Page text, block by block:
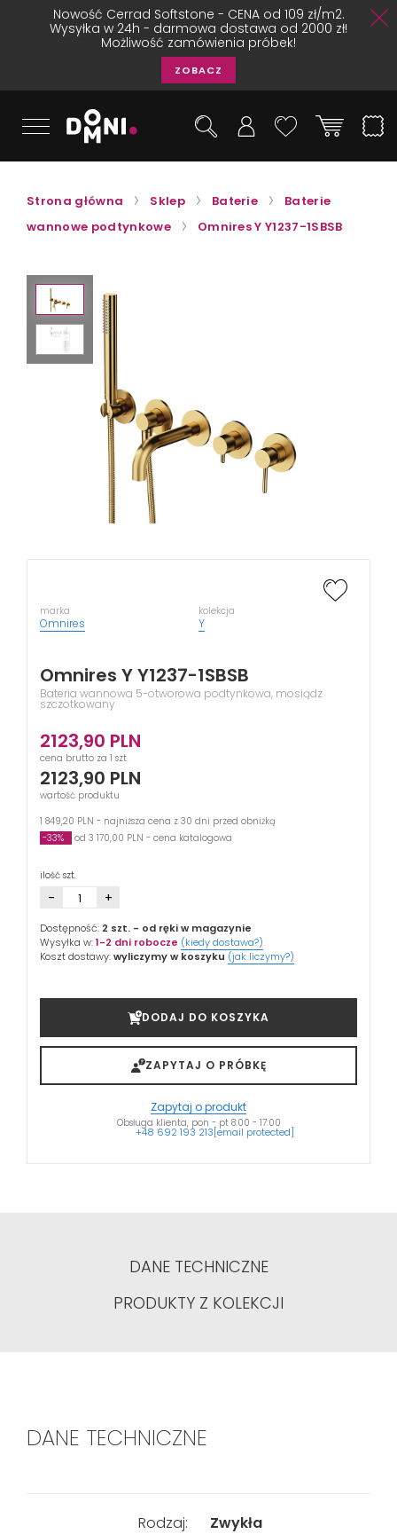
Nowość Cerrad Softstone - CENA od 109 zł/m2.
Wysyłka w 24h - darmowa dostawa od 2000 zł!
Możliwość zamówienia próbek!
ZOBACZ
Strona główna Sklep Baterie
Baterie
wannowe podtynkowe
Omnires Y Y1237-1SBSB
marka
Omnires
kolekcja
Y
Omnires Y Y1237-1SBSB
Bateria wannowa 5-otworowa podtynkowa, mosiądz
szczotkowany
2123,90 PLN
cena brutto za 1 szt.
2123,90 PLN
wartość produktu
1 849,20 PLN - najniższa cena z 30 dni przed obniżką
-33%
od 3 170,00 PLN - cena katalogowa
ilość szt.
- +
Dostępność: 2 szt. - od ręki w magazynie
Wysyłka w:1-2 dni robocze (kiedy dostawa?)
Koszt dostawy:wyliczymy w koszyku (jak liczymy?)
DODAJ DO KOSZYKA
ZAPYTAJ O PRÓBKĘ
Zapytaj o produkt
Obsługa klienta, pon - pt 8:00 - 17:00
+48 692 193 213[email protected]
DANE TECHNICZNE
PRODUKTY Z KOLEKCJI
DANE TECHNICZNE
Rodzaj: Zwykła